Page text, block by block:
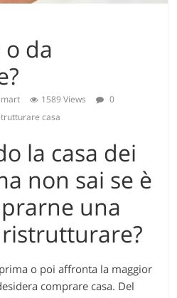
o da
1589 Views
0
casa
la casa dei
non sai se è
una
o poi affronta la maggior
comprare casa. Del